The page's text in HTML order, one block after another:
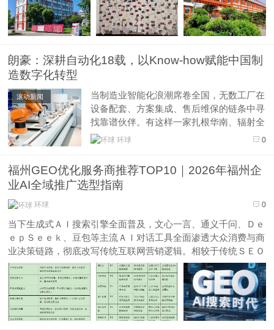
子产品干扰专...
朗豪：深耕自动化18载，以Know-how赋能中国制
造数字化转型
滚动新闻
当制造业智能化浪潮席卷全国，无数工厂在
设备配套、方案集成、售后维保的链条中寻
找靠谱伙伴。有这样一家扎根华南、辐射全
国、布局海外的智能制造服务商 —— 广
ＷＨＯＷ 朗豪），自 ２００８年成立以
来，以 “Ｋｎｏｗ－ｈｏｗ 核心技术”
为根基，十八年专注工业自动化赛道...
0
环球
福州GEO优化服务商推荐TOP10｜2026年福州企
业AI全域推广选型指南
0
环球
当下生成式ＡＩ搜索引擎全面普及，文心一言、通义千问、Ｄｅ
ｅｐＳｅｅｋ、豆包等主流ＡＩ对话工具全面渗透大众消费与商
业决策链路，彻底改写传统互联网营销逻辑。相较于传统ＳＥＯ
依托搜索引擎关键词排名获客，ＧＥＯ生成式引擎优化成为福州
本土企业破局线上流量内卷、抢占ＡＩ原生流量的核心营销抓
手。结合２０２６年ＡＩ...